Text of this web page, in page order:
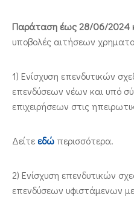
Παράταση έως 28/06/2024
υποβολές αιτήσεων
1) Ενίσχυση επενδυτικών
επενδύσεων νέων και υπό
επιχειρήσεων στις
Δείτε εδώ περισσότερα.
2) Ενίσχυση επενδυτικών
επενδύσεων υφιστάμενων